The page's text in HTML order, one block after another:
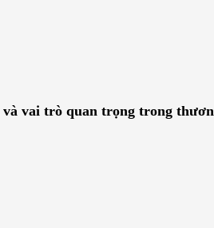
vai trò quan trọng trong